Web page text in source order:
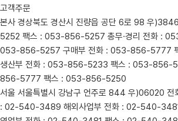
고객주문
본사 경상북도 경산시 진량읍 공단 6로 98 우
5252 팩스 : 053-856-5257 총무·경리 전화 :
053-856-5257 구매부 전화 : 053-856-5777
생산부 전화 : 053-856-5233 팩스 : 053-856-
856-5777 팩스 : 053-856-5250
서울 서울특별시 강남구 언주로 844 우)06020 전
: 02-540-3489 해외사업부 전화 : 02-540-